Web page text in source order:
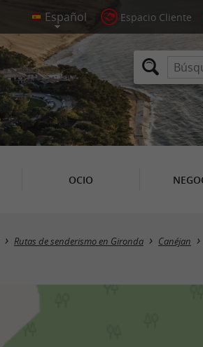
Espacio Cliente
OCIO
Rutas de senderismo en Gironda Canéjan